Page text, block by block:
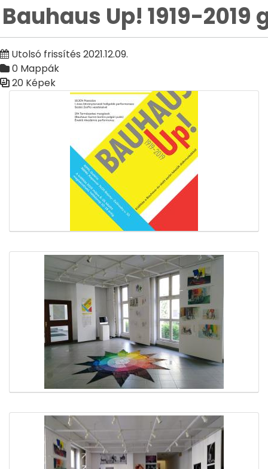
Bauhaus Up! 1919-2019
Utolsó frissítés 2021.12.09.
0 Mappák
20 Képek